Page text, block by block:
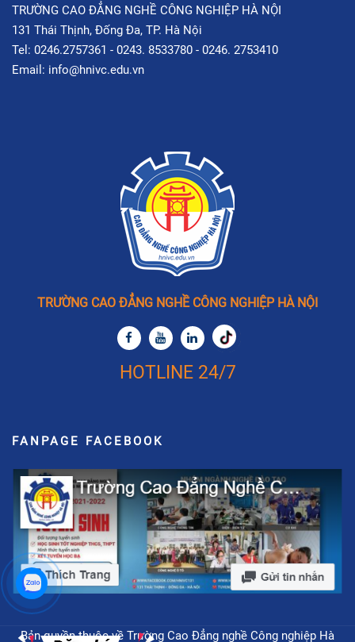
TRƯỜNG CAO ĐẲNG NGHỀ CÔNG NGHIỆP HÀ NỘI
131 Thái Thịnh, Đống Đa, TP. Hà Nội
Tel: 0246.2757361 - 0243. 8533780 - 0246. 2753410
Email: info@hnivc.edu.vn
TRƯỜNG CAO ĐẲNG NGHỀ CÔNG NGHIỆP HÀ NỘI
HOTLINE 24/7
FANPAGE FACEBOOK
Bản quyền thuộc về Trường Cao Đẳng nghề Công nghiệp Hà